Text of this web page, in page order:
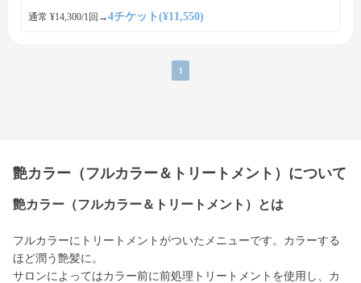
通常 ¥14,300/1回 →4チケット(¥11,550)
1
艶カラー（フルカラー＆トリートメント）について
艶カラー（フルカラー＆トリートメント）とは
フルカラーにトリートメントがついたメニューです。カラーする
ほど潤う艶髪に。
サロンによってはカラー前に前処理トリートメントを使用し、カ